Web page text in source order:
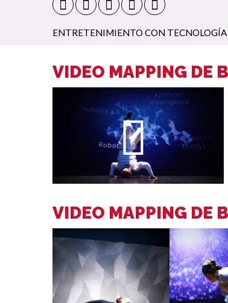
ENTRETENIMIENTO CON
VIDEO MAPPING DE
VIDEO MAPPING DE